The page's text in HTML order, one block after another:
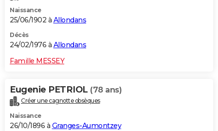
Naissance
25/06/1902 à Allondans
Décès
24/02/1976 à Allondans
Famille MESSEY
Eugenie PETRIOL (78 ans)
Créer une cagnotte obsèques
Naissance
26/10/1896 à Granges-Aumontzey